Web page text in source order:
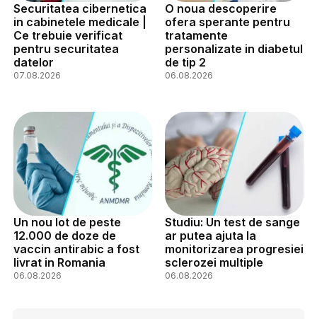
Securitatea cibernetica
in cabinetele medicale |
Ce trebuie verificat
pentru securitatea
datelor
07.08.2026
O noua descoperire
ofera sperante pentru
tratamente
personalizate in diabetul
de tip 2
06.08.2026
Un nou lot de peste
12.000 de doze de
vaccin antirabic a fost
livrat in Romania
06.08.2026
Studiu: Un test de sange
ar putea ajuta la
monitorizarea progresiei
sclerozei multiple
06.08.2026